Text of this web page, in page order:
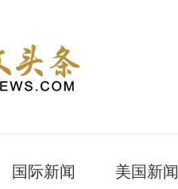
国际新闻 美国新闻